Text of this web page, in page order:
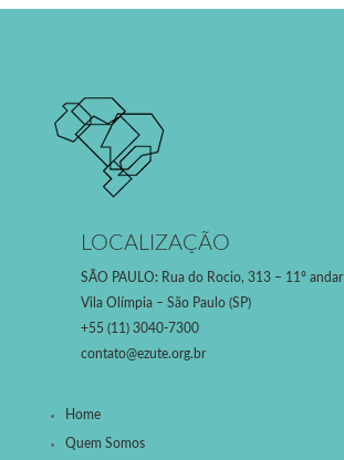
LOCALIZAÇÃO
SÃO PAULO: Rua do Rocio, 313 – 11º andar
Vila Olímpia – São Paulo (SP)
+55 (11) 3040-7300
contato@ezute.org.br
Home
Quem Somos